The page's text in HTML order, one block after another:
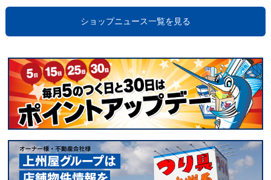
ショップニュース一覧を見る